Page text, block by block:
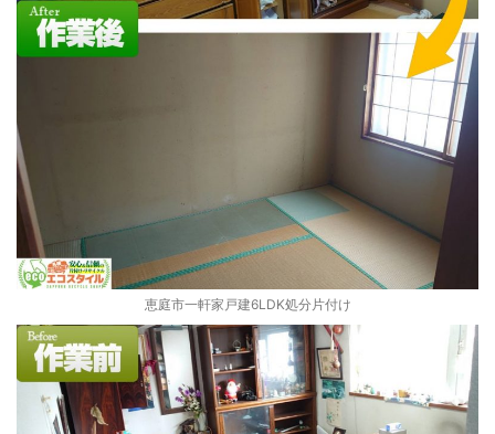
恵庭市一軒家戸建6LDK処分片付け